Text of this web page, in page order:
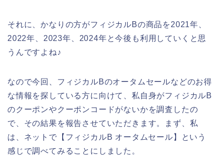
それに、かなりの方がフィジカルBの商品を2021年、
2022年、2023年、2024年と今後も利用していくと思
うんですよね♪
なので今回、フィジカルBのオータムセールなどのお得
な情報を探している方に向けて、私自身がフィジカルB
のクーポンやクーポンコードがないかを調査したの
で、その結果を報告させていただきます。まず、私
は、ネットで【フィジカルB オータムセール】という
感じで調べてみることにしました。